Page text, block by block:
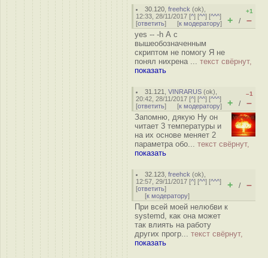
30.120 ,freehck (ok),
12:33, 28/11/2017 [^] [^^] [^^^]
[ответить] [к модератору]
+1
+ / –
yes -- -h А с
вышеобозначенным
скриптом не помогу Я не
понял нихрена ... текст свёрнут,
показать
31.121 ,VINRARUS (ok),
20:42, 28/11/2017 [^] [^^] [^^^]
[ответить] [к модератору]
–1
+ / –
Запомню, дякую Ну он
читает 3 температуры и
на их основе меняет 2
параметра обо... текст свёрнут,
показать
32.123 ,freehck (ok),
12:57, 29/11/2017 [^] [^^] [^^^]
[ответить]
[к модератору]
+ / –
При всей моей нелюбви к
systemd, как она может
так влиять на работу
других прогр... текст свёрнут,
показать